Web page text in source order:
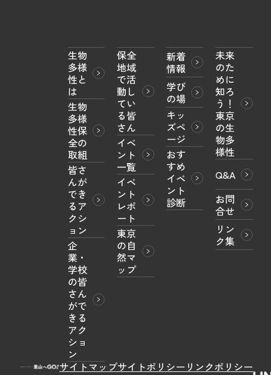
生物
多様
性と
は
生物
多様
性保
全の
取組
皆さ
んが
でき
るア
クシ
ョン
企
業・
学校
の皆
さん
がで
きる
アク
ショ
ン
保全
地域
で活
動し
てい
る皆
さん
イベ
ント
一覧
イベ
ント
レポ
ート
東京
の自
然マ
ップ
新着
情報
学び
の場
キッ
ズペ
ージ
おす
すめ
イベ
ント
診断
未来
のた
めに
知ろ
う！
東京
の生
物多
様性
Q&A
お問
合せ
リン
ク集
サイトマップサイトポリシー リンクポリシー